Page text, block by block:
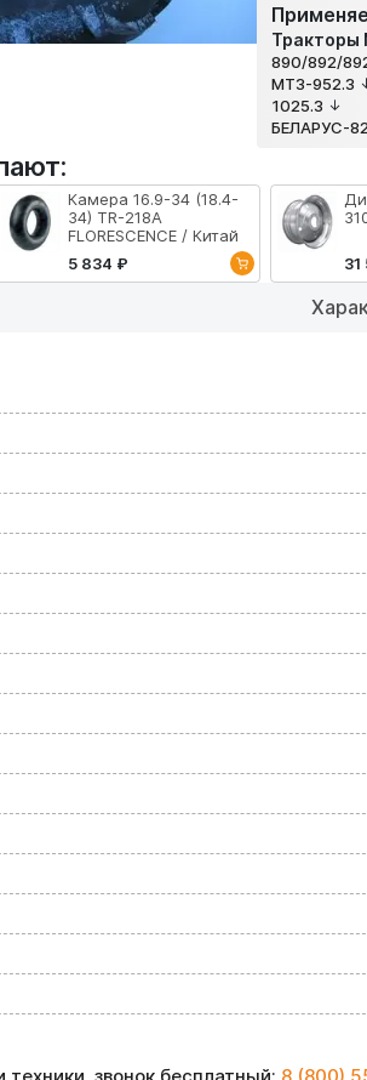
Тракторы
890/892/
МТЗ-952.3
1025.3
БЕЛАРУС-
Камера 16.9-34 (18.4-
34) TR-218A
FLORESCENCE / Китай
5 834 ₽
31